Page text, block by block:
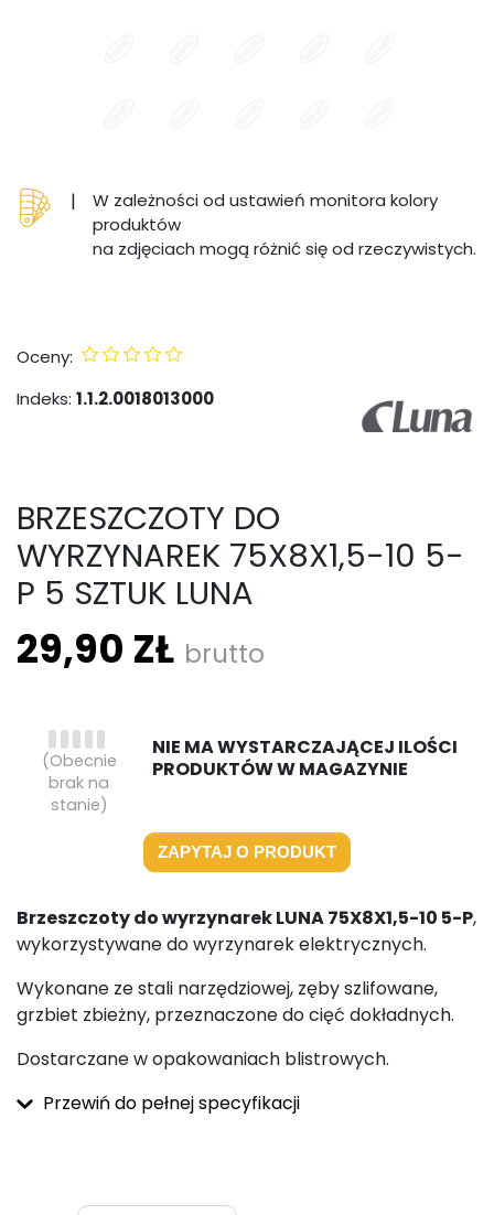
|
W zależności od ustawień monitora kolory
produktów
na zdjęciach mogą różnić się od rzeczywistych.
Oceny:
Indeks: 1.1.2.0018013000
BRZESZCZOTY DO
WYRZYNAREK 75X8X1,5-10 5-
P 5 SZTUK LUNA
29,90 ZŁ brutto
NIE MA WYSTARCZAJĄCEJ ILOŚCI
PRODUKTÓW W MAGAZYNIE
(Obecnie
brak na
stanie)
ZAPYTAJ O PRODUKT
Brzeszczoty do wyrzynarek LUNA 75X8X1,5-10 5-P,
wykorzystywane do wyrzynarek elektrycznych.
Wykonane ze stali narzędziowej, zęby szlifowane,
grzbiet zbieżny, przeznaczone do cięć dokładnych.
Dostarczane w opakowaniach blistrowych.
Przewiń do pełnej specyfikacji